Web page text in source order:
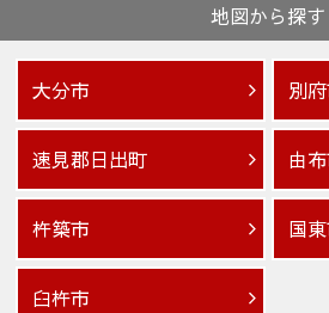
地図から探す
大分市 別
速見郡日出町 由
杵築市 国
臼杵市